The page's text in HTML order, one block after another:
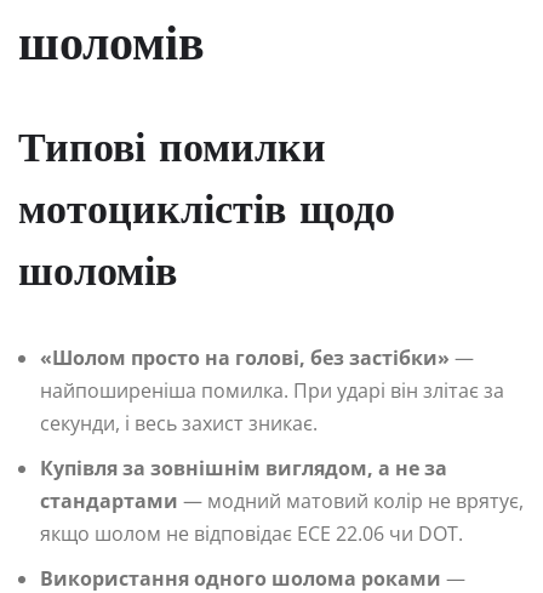
шоломів
Типові помилки
мотоциклістів щодо
шоломів
«Шолом просто на голові, без застібки» —
найпоширеніша помилка. При ударі він злітає за
секунди, і весь захист зникає.
Купівля за зовнішнім виглядом, а не за
стандартами — модний матовий колір не врятує,
якщо шолом не відповідає ECE 22.06 чи DOT.
Використання одного шолома роками —